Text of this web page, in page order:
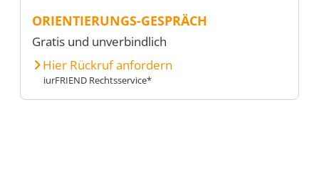
ORIENTIERUNGS-GESPRÄCH
Gratis und unverbindlich
Hier Rückruf anfordern
iurFRIEND Rechtsservice*